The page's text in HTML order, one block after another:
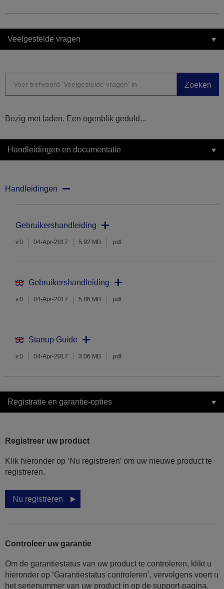
Veelgestelde vragen
Zoeken
Bezig met laden. Een ogenblik geduld...
Handleidingen en documentatie
Handleidingen
Gebruikershandleiding
v.0 04-Apr-2017 5.92 MB .pdf
Gebruikershandleiding
v.0 04-Apr-2017 5.86 MB .pdf
Startup Guide
v.0 04-Apr-2017 3.06 MB .pdf
Registratie en garantie-opties
Registreer uw product
Klik hieronder op ‘Nu registreren’ om uw nieuwe product te
registreren.
Nu registreren
Controleer uw garantie
Om de garantiestatus van uw product te controleren, klikt u
hieronder op ‘Garantiestatus controleren’, vervolgens voert u
het serienummer van uw product in op de support-pagina.